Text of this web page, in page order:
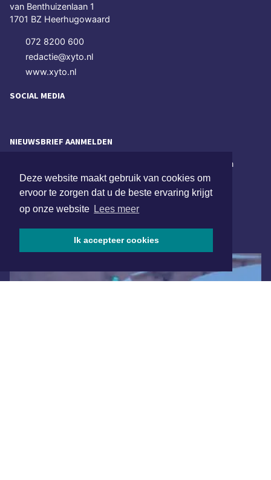
Deze website maakt gebruik van cookies om
ervoor te zorgen dat u de beste ervaring krijgt
op onze website Lees meer
Ik accepteer cookies
van Benthuizenlaan 1
1701 BZ Heerhugowaard
072 8200 600
redactie@xyto.nl
www.xyto.nl
SOCIAL MEDIA
NIEUWSBRIEF AANMELDEN
Schrijf je in voor onze nieuwsbrief en krijg wekelijks een
samenvatting van alle gebeurtenissen uit jouw regio.
Aanmelden
ONLINE DAGBLADEN